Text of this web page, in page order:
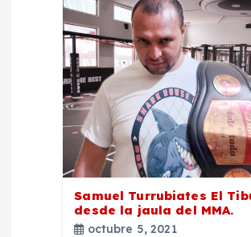
Samuel Turrubiates El
desde la jaula del MMA.
octubre 5, 2021